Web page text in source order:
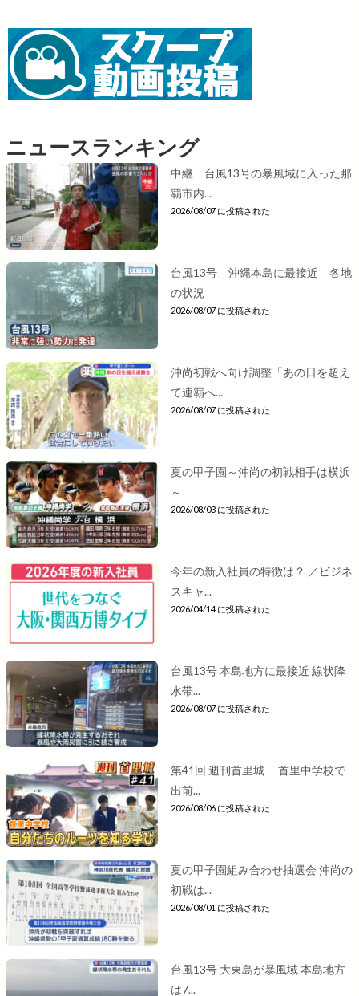
ニュースランキング
中継 台風13号の暴風域に入った那
覇市内...
2026/08/07 に投稿された
台風13号 沖縄本島に最接近 各地
の状況
2026/08/07 に投稿された
沖尚初戦へ向け調整「あの日を超え
て連覇へ...
2026/08/07 に投稿された
夏の甲子園～沖尚の初戦相手は横浜
～
2026/08/03 に投稿された
今年の新入社員の特徴は？ ／ビジネ
スキャ...
2026/04/14 に投稿された
台風13号 本島地方に最接近 線状降
水帯...
2026/08/07 に投稿された
第41回 週刊首里城 首里中学校で
出前...
2026/08/06 に投稿された
夏の甲子園組み合わせ抽選会 沖尚の
初戦は...
2026/08/01 に投稿された
台風13号 大東島が暴風域 本島地方
は7...